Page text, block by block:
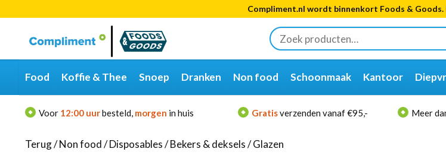
Compliment.nl wordt binnenkort Foods &
Zoeken
naar:
Categorieën
Merken
Food Koffie & Thee Snoep Dranken Non food Schoonmaak Kantoor
Voor 12:00 uurbesteld, morgen in huis Gratisverzenden vanaf €95,- Meer
Terug/Non food/Disposables/Bekers & deksels/Glazen